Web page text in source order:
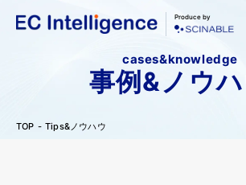
Produce by
cases&knowledge
事例&ノウ
TOP Tips&ノウハウ